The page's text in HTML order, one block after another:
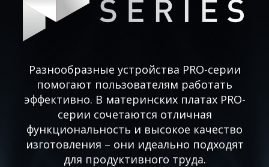
Разнообразные устройства PRO-серии
помогают пользователям работать
эффективно. В материнских платах PRO-
серии сочетаются отличная
функциональность и высокое качество
изготовления – они идеально подходят
для продуктивного труда.